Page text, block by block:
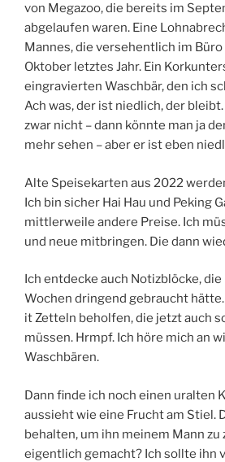
von Megazoo, die bereits im
abgelaufen waren. Eine
Mannes, die versehentlich im
Oktober letztes Jahr. Ein
eingravierten Waschbär, den ich
Ach was, der ist niedlich, der
zwar nicht – dann könnte man ja
mehr sehen – aber er ist eben
Alte Speisekarten aus 2022
Ich bin sicher Hai Hau und Peking
mittlerweile andere Preise. Ich
und neue mitbringen. Die dann
Ich entdecke auch Notizblöcke,
Wochen dringend gebraucht
it Zetteln beholfen, die jetzt auch
müssen. Hrmpf. Ich höre mich an
Waschbären.
Dann finde ich noch einen uralten
aussieht wie eine Frucht am Stiel.
behalten, um ihn meinem Mann zu
eigentlich gemacht? Ich sollte ihn